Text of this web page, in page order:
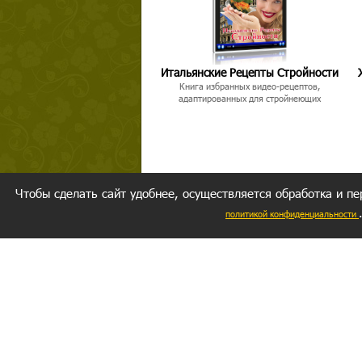
Итальянские Рецепты Стройности
Книга избранных видео-рецептов,
адаптированных для стройнеющих
Чтобы сделать сайт удобнее, осуществляется обработка и
политикой конфиденциальности